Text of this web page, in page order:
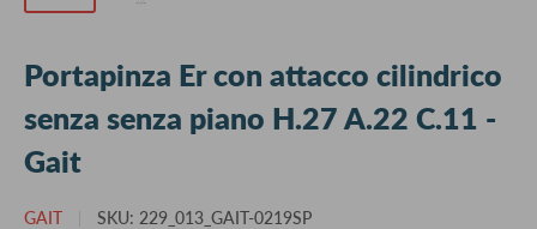
Portapinza Er con attacco cilindrico
senza senza piano H.27 A.22 C.11 -
Gait
GAIT SKU: 229_013_GAIT-0219SP